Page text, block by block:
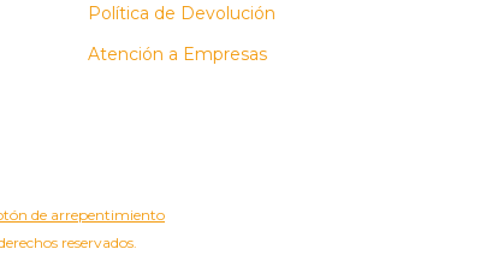
Política de Devolución
Atención a Empresas
de arrepentimiento
reservados.